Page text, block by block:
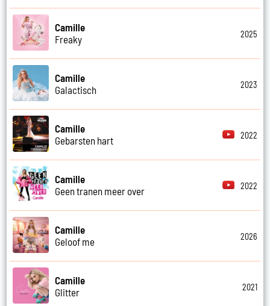
Camille
Freaky
2025
Camille
Galactisch
2023
Camille
Gebarsten hart
2022
Camille
Geen tranen meer over
2022
Camille
Geloof me
2026
Camille
Glitter
2021